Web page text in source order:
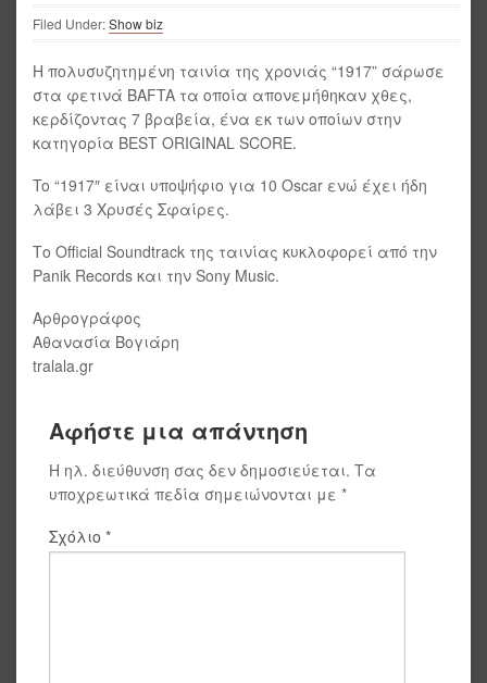
Filed Under:Show biz
Η πολυσυζητημένη ταινία της χρονιάς “1917” σάρωσε
στα φετινά BAFTA τα οποία απονεμήθηκαν χθες,
κερδίζοντας 7 βραβεία, ένα εκ των οποίων στην
κατηγορία BEST ORIGINAL SCORE.
To “1917″ είναι υποψήφιο για 10 Oscar ενώ έχει ήδη
λάβει 3 Χρυσές Σφαίρες.
Το Official Soundtrack της ταινίας κυκλοφορεί από την
Panik Records και την Sony Music.
Αρθρογράφος
Αθανασία Βογιάρη
tralala.gr
Αφήστε μια απάντηση
Η ηλ. διεύθυνση σας δεν δημοσιεύεται. Τα
υποχρεωτικά πεδία σημειώνονται με *
Σχόλιο *